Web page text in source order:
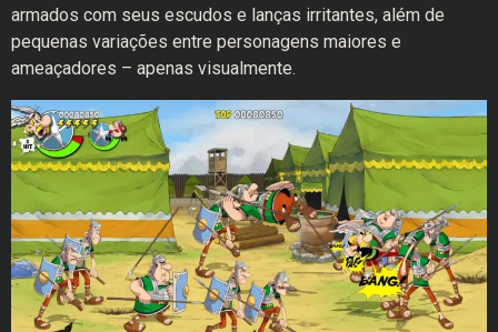
armados com seus escudos e lanças irritantes, além de
pequenas variações entre personagens maiores e
ameaçadores – apenas visualmente.